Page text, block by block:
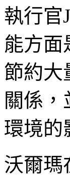
執行官
能方面
節約大
關係
環境的
沃爾瑪